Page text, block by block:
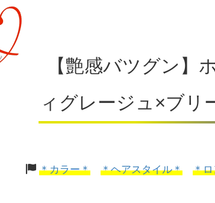
【艶感バツグン】
ィグレージュ×ブ
＊カラー＊ ＊ヘアスタイル＊ ＊